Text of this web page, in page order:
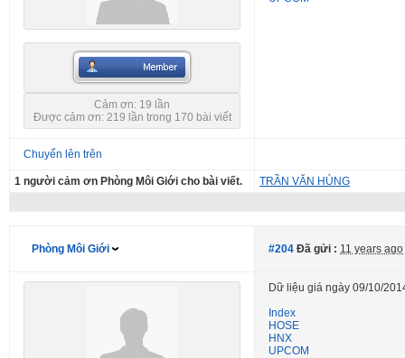
Cảm ơn: 19 lần
Được cảm ơn: 219 lần trong 170 bài viết
Chuyển lên trên
1 người cảm ơn Phòng Môi Giới cho bài viết. TRẦN VĂN HÙNG
Phòng Môi Giới #204 Đã gửi : 11 years ago
Dữ liệu giá ngày 09/10/
Index
HOSE
HNX
UPCOM